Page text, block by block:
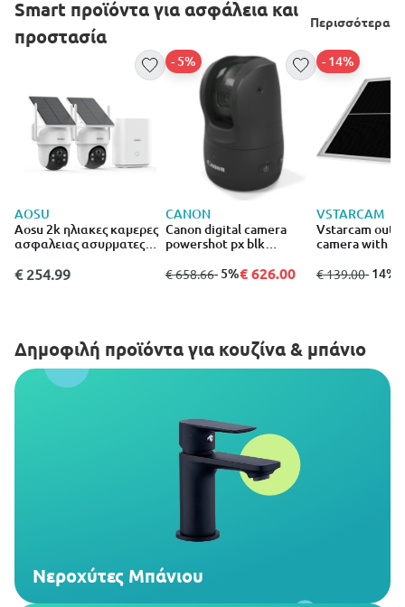
Smart προϊόντα για ασφάλεια και
προστασία
Περισσότερα
AOSU
Aosu 2k ηλιακες καμερες
ασφαλειας ασυρματες
σταθμο βασης
€ 254.99
CANON
Canon digital camera
powershot px blk
από
€ 658.66σε
- 5%
- 5%€ 626.00
VSTARCAM
Vstarcam
camera with
από
€ 139.00σε
- 14%
- 14%
Δημοφιλή προϊόντα για κουζίνα & μπάνιο
Νεροχύτες Μπάνιου